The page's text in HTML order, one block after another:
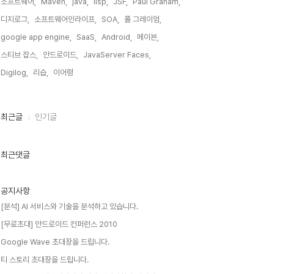
디지로그,
소프트웨어인라이프, SOA,
폴 그레이엄,
google app engine,
SaaS, Android,
메이븐,
스티브 잡스,
안드로이드,
JavaServer Faces,
Digilog,
리습, 이어령,
최
인
최근글 인기글
최근댓글
공지사항
[분석] AI 서비스와 기술을 분석하고 있습니다.
[무료초대] 안드로이드 컨퍼런스 2010
Google Wave 초대장을 드립니다.
티 스토리 초대장을 드립니다.